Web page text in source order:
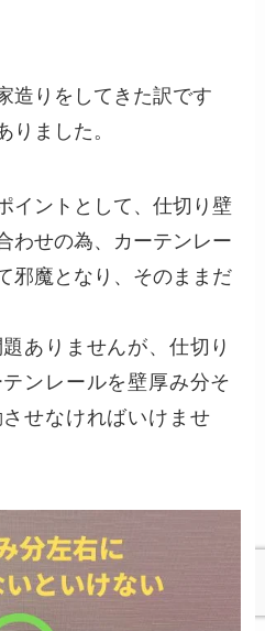
造りをしてきた訳です
りました。
イントとして、仕切り壁
わせの為、カーテンレー
邪魔となり、そのままだ
ありませんが、仕切り
ンレールを壁厚み分そ
せなければいけませ